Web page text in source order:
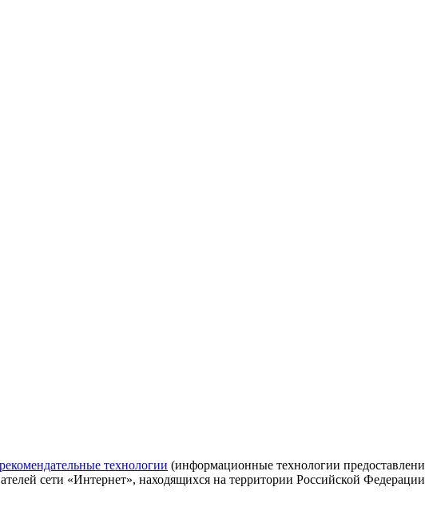
технологии (информационные технологии
сети «Интернет», находящихся на территории Российской